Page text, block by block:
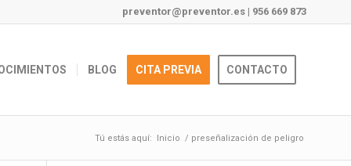
preventor@preventor.es | 956 669 873
BLOG CITA PREVIA CONTACTO
Tú estás aquí: Inicio / preseñalización de peligro